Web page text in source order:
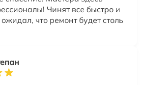
Чинят все быстро и
что ремонт будет столь